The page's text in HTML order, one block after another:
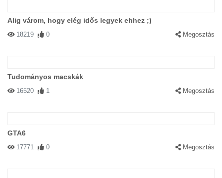
Alig várom, hogy elég idős legyek ehhez ;)
18219 0 Megosztás
Tudományos macskák
16520 1 Megosztás
GTA6
17771 0 Megosztás